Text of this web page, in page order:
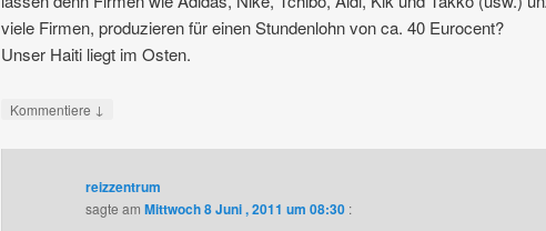
viele Firmen, produzieren für einen Stundenlohn von ca. 40 Eurocent?
Unser Haiti liegt im Osten.
Kommentiere ↓
reizzentrum
sagte am Mittwoch 8 Juni , 2011 um 08:30 :